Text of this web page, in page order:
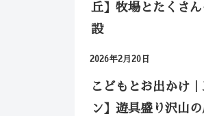
丘】牧場とたくさ
設
2026年2月20日
こどもとお出かけ
ン】遊具盛り沢山